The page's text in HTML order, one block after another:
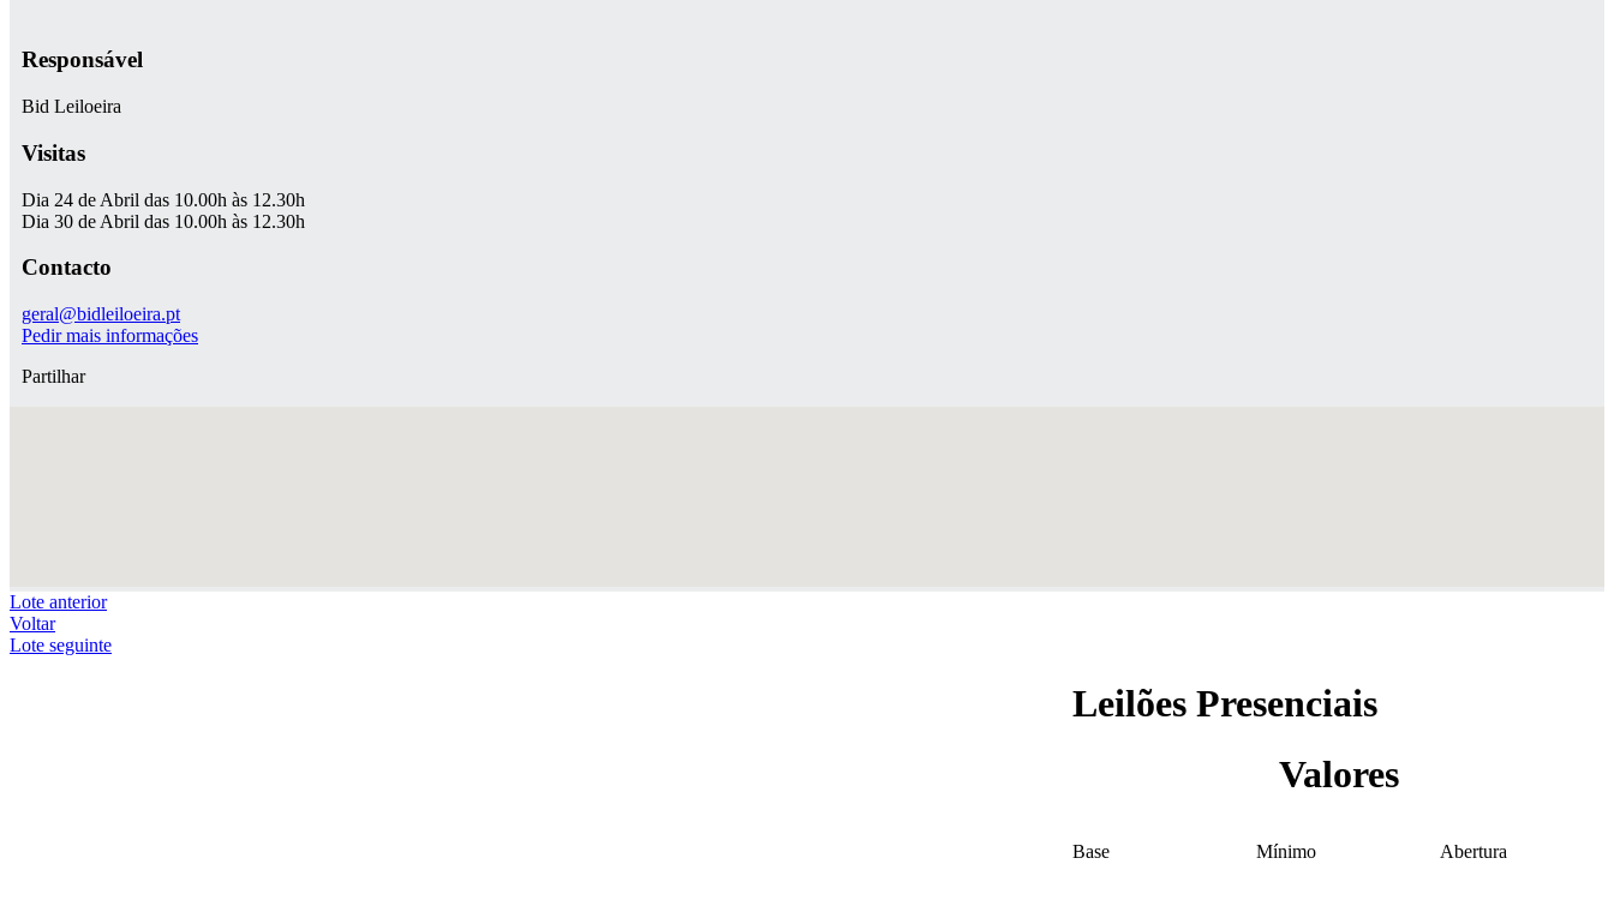
Responsável
Bid Leiloeira
Visitas
Dia 24 de Abril das 10.00h às 12.30h
Dia 30 de Abril das 10.00h às 12.30h
Contacto
geral@bidleiloeira.pt
Pedir mais informações
Partilhar
Lote anterior
Voltar
Lote seguinte
Leilões Presenciais
Valores
Base Mínimo Abertura